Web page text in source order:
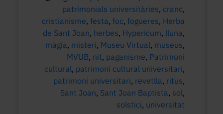
patrimonials universitàries, cranc,
cristianisme, festa, foc, fogueres, Herba
de Sant Joan, herbes, Hypericum, lluna,
màgia, misteri, Museu Virtual, museus,
MVUB, nit, paganisme, Patrimoni
cultural, patrimoni cultural universitari,
patrimoni universitari, revetlla, ritus,
Sant Joan, Sant Joan Baptista, sol,
solstici, universitat